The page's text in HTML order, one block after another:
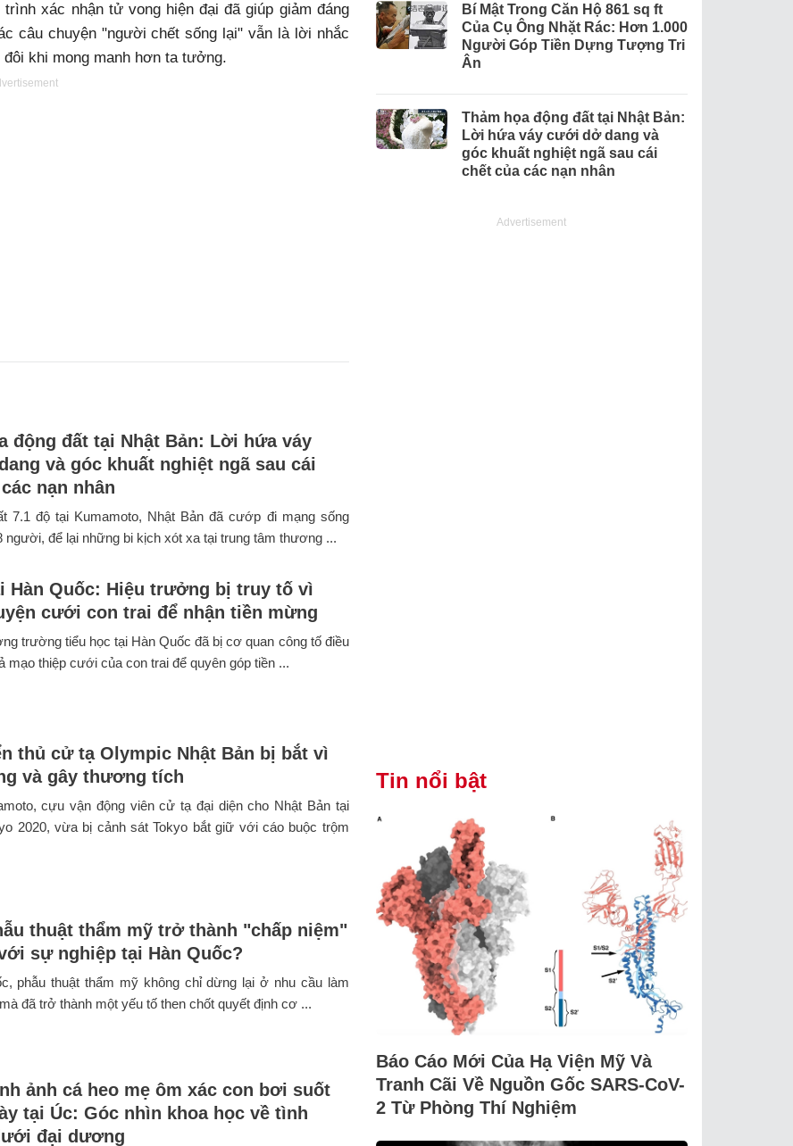
xác nhận tử vong hiện đại đã giúp giảm đáng
câu chuyện "người chết sống lại" vẫn là lời nhắc
khi mong manh hơn ta tưởng.
động đất tại Nhật Bản: Lời hứa váy
và góc khuất nghiệt ngã sau cái
nạn nhân
7.1 độ tại Kumamoto, Nhật Bản đã cướp đi mạng sống
người, để lại những bi kịch xót xa tại trung tâm thương ...
Hàn Quốc: Hiệu trưởng bị truy tố vì
cưới con trai để nhận tiền mừng
trường tiểu học tại Hàn Quốc đã bị cơ quan công tố điều
mạo thiệp cưới của con trai để quyên góp tiền ...
thủ cử tạ Olympic Nhật Bản bị bắt vì
và gây thương tích
cựu vận động viên cử tạ đại diện cho Nhật Bản tại
2020, vừa bị cảnh sát Tokyo bắt giữ với cáo buộc trộm
thuật thẩm mỹ trở thành "chấp niệm"
sự nghiệp tại Hàn Quốc?
phẫu thuật thẩm mỹ không chỉ dừng lại ở nhu cầu làm
đã trở thành một yếu tố then chốt quyết định cơ ...
ảnh cá heo mẹ ôm xác con bơi suốt
tại Úc: Góc nhìn khoa học về tình
đại dương
Bí Mật Trong Căn Hộ 861 sq ft
Của Cụ Ông Nhặt Rác: Hơn 1.000
Người Góp Tiền Dựng Tượng Tri
Ân
Thảm họa động đất tại Nhật Bản:
Lời hứa váy cưới dở dang và
góc khuất nghiệt ngã sau cái
chết của các nạn nhân
Advertisement
Tin nổi bật
Báo Cáo Mới Của Hạ Viện Mỹ Và
Tranh Cãi Về Nguồn Gốc SARS-CoV-
2 Từ Phòng Thí Nghiệm